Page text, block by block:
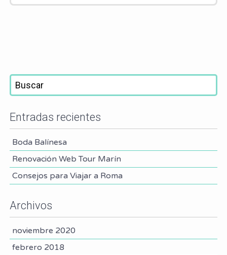
Entradas recientes
Boda Balínesa
Renovación Web Tour Marín
Consejos para Viajar a Roma
Archivos
noviembre 2020
febrero 2018